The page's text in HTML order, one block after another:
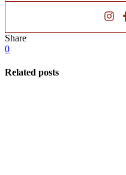
Share
0
Related posts